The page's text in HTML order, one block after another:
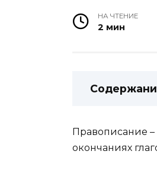
НА ЧТЕНИЕ
2 мин
Правописание –
окончаниях